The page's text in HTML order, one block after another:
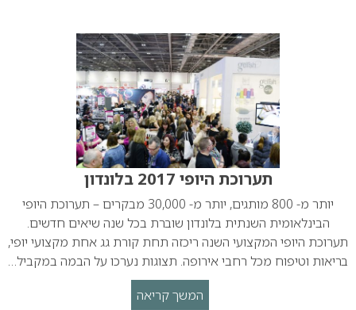
תערוכת היופי 2017 בלונדון
יותר מ- 800 מותגים, יותר מ- 30,000 מבקרים – תערוכת היופי
הבינלאומית השנתית בלונדון שוברת בכל שנה שיאים חדשים.
תערוכת היופי המקצועי השנה ריכזה תחת קורת גג אחת מקצועי יופי,
בריאות וטיפוח מכל רחבי אירופה. תצוגות נערכו על הבמה במקביל…
המשך קריאה